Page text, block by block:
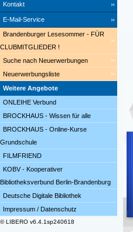
Kontakt
E-Mail-Service
Brandenburger Lesesommer - FÜR
CLUBMITGLIEDER !
Suche nach Neuerwerbungen
Neuerwerbungsliste
Weitere Angebote
ONLEIHE Verbund
BROCKHAUS - Wissen für alle
BROCKHAUS - Online-Kurse
Grundschule
FILMFRIEND
KOBV - Kooperativer
Bibliotheksverbund Berlin-Brandenburg
Deutsche Digitale Bibliothek
Impressum / Datenschutz
© LIBERO v6.4.1sp240618